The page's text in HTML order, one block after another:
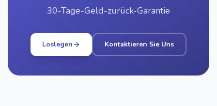
30-Tage-Geld-zurück-Garantie
Loslegen Kontaktieren Sie Uns